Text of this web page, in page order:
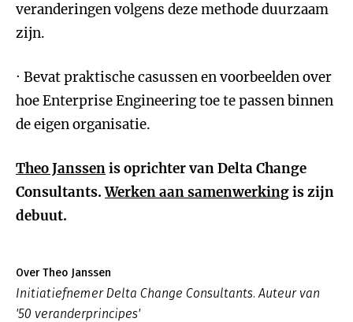
veranderingen volgens deze methode duurzaam
zijn.
· Bevat praktische casussen en voorbeelden over
hoe Enterprise Engineering toe te passen binnen
de eigen organisatie.
Theo Janssenis oprichter van Delta Change
Consultants.Werken aan samenwerkingis zijn
debuut.
Over Theo Janssen
Initiatiefnemer Delta Change Consultants. Auteur van
'50 veranderprincipes'